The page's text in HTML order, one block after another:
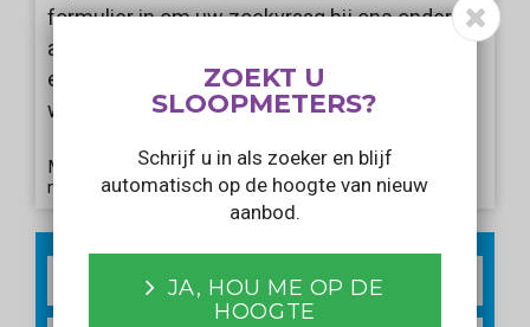
formulier in om uw zoekvraag bij ons onder de
aandacht te brengen. Wij informeren u als er
een aanbod voorbij komt dat aansluit bij uw
wensen!
Met het verzenden van dit formulier gaat u akkoord
met onsprivacy statement.
ZOEKT U
SLOOPMETERS?
Schrijf u in als zoeker en blijf
automatisch op de hoogte van nieuw
aanbod.
JA, HOU ME OP DE
HOOGTE